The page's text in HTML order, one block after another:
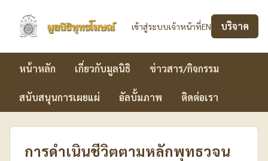
มูลนิธิพุทธโฆษณ์ เข้าสู่ระบบเจ้าหน้าที่EN บริจาค
หน้าหลัก เกี่ยวกับมูลนิธิ ข่าวสาร/กิจกรรม
สนับสนุนการเผยแผ่ อัลบั้มภาพ ติดต่อเรา
การดำเนินชีวิตตามหลักพุทธวจน